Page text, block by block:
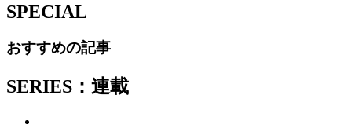
SPECIAL
おすすめの記事
SERIES：連載